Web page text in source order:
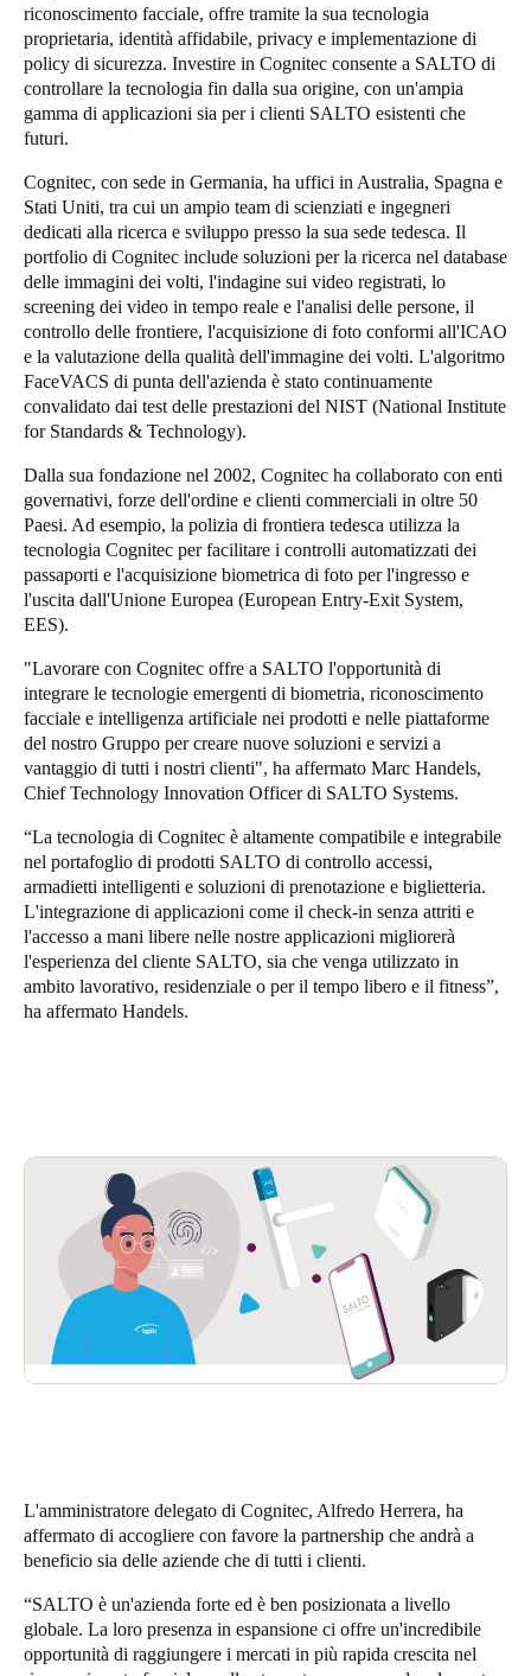
Spain
Español
Portugal
Português
Italy
Italiano
Russia
Russian
Poland
Polski
Czech Republic
Čeština
Denmark
DanskereEnglish
SvenskaEnglish
NorskEnglish
Finnish
English
Salva nuova selezione come predefinita
riconoscimento facciale, offre tramite la sua tecnologia
proprietaria, identità affidabile, privacy e implementazione di
policy di sicurezza. Investire in Cognitec consente a SALTO di
controllare la tecnologia fin dalla sua origine, con un'ampia
gamma di applicazioni sia per i clienti SALTO esistenti che
futuri.
Cognitec, con sede in Germania, ha uffici in Australia, Spagna e
Stati Uniti, tra cui un ampio team di scienziati e ingegneri
dedicati alla ricerca e sviluppo presso la sua sede tedesca. Il
portfolio di Cognitec include soluzioni per la ricerca nel database
delle immagini dei volti, l'indagine sui video registrati, lo
screening dei video in tempo reale e l'analisi delle persone, il
controllo delle frontiere, l'acquisizione di foto conformi all'ICAO
e la valutazione della qualità dell'immagine dei volti. L'algoritmo
FaceVACS di punta dell'azienda è stato continuamente
convalidato dai test delle prestazioni del NIST (National Institute
for Standards & Technology).
Dalla sua fondazione nel 2002, Cognitec ha collaborato con enti
governativi, forze dell'ordine e clienti commerciali in oltre 50
Paesi. Ad esempio, la polizia di frontiera tedesca utilizza la
tecnologia Cognitec per facilitare i controlli automatizzati dei
passaporti e l'acquisizione biometrica di foto per l'ingresso e
l'uscita dall'Unione Europea (European Entry-Exit System,
EES).
"Lavorare con Cognitec offre a SALTO l'opportunità di
integrare le tecnologie emergenti di biometria, riconoscimento
facciale e intelligenza artificiale nei prodotti e nelle piattaforme
del nostro Gruppo per creare nuove soluzioni e servizi a
vantaggio di tutti i nostri clienti", ha affermato Marc Handels,
Chief Technology Innovation Officer di SALTO Systems.
“La tecnologia di Cognitec è altamente compatibile e integrabile
nel portafoglio di prodotti SALTO di controllo accessi,
armadietti intelligenti e soluzioni di prenotazione e biglietteria.
L'integrazione di applicazioni come il check-in senza attriti e
l'accesso a mani libere nelle nostre applicazioni migliorerà
l'esperienza del cliente SALTO, sia che venga utilizzato in
ambito lavorativo, residenziale o per il tempo libero e il fitness”,
ha affermato Handels.
L'amministratore delegato di Cognitec, Alfredo Herrera, ha
affermato di accogliere con favore la partnership che andrà a
beneficio sia delle aziende che di tutti i clienti.
“SALTO è un'azienda forte ed è ben posizionata a livello
globale. La loro presenza in espansione ci offre un'incredibile
opportunità di raggiungere i mercati in più rapida crescita nel